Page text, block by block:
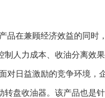
兼顾经济效益的同时，
制人力成本、收油分离效
益激励的竞争环境，企
盘收油器。该产品也是针